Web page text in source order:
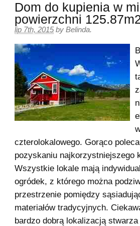
Dom do kupienia w
powierzchni
lip 7th, 2015 by Belinda.
czterolokalowego. Gorąco
pozyskaniu najkorzystniejszego
Wszystkie lokale mają
ogródek, z którego można
przestrzenie pomiędzy
materiałów tradycyjnych.
bardzo dobrą lokalizacją